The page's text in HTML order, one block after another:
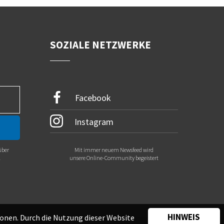
SOZIALE NETZWERKE
Facebook
Instagram
Mit immer neuem Newsfeed wird
unsere Online-Community begeistert
Durch die Nutzung dieser Website
HINWEIS